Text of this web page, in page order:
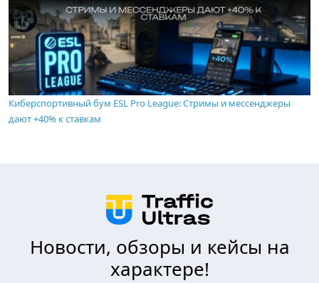
Киберспортивный бум ESL Pro League: Стримы и мессенджеры
дают +40% к ставкам
Новости, обзоры и кейсы на
характере!